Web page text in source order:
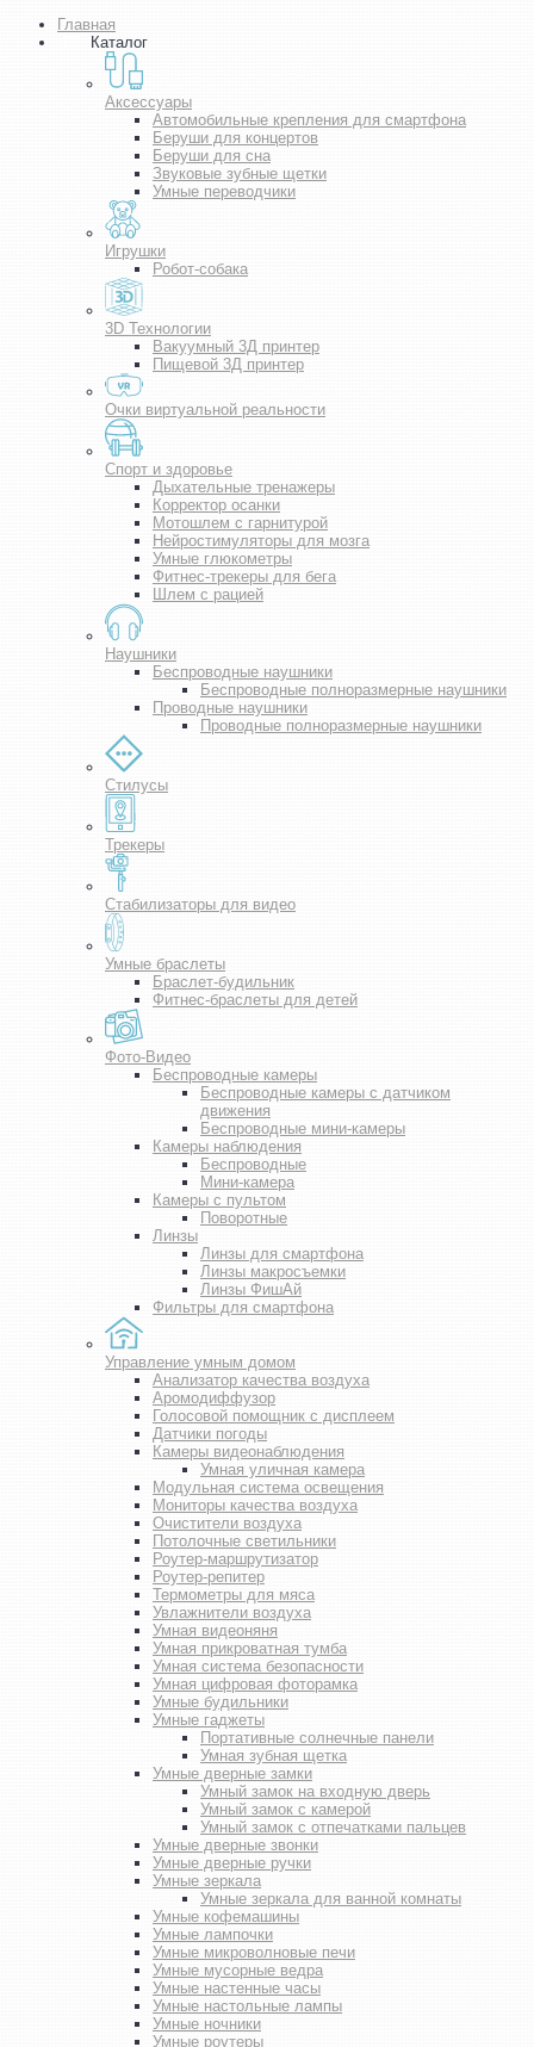
Главная
Каталог
Аксессуары
Автомобильные крепления для смартфона
Беруши для концертов
Беруши для сна
Звуковые зубные щетки
Умные переводчики
Игрушки
Робот-собака
3D Технологии
Вакуумный 3Д принтер
Пищевой 3Д принтер
Очки виртуальной реальности
Спорт и здоровье
Дыхательные тренажеры
Корректор осанки
Мотошлем с гарнитурой
Нейростимуляторы для мозга
Умные глюкометры
Фитнес-трекеры для бега
Шлем с рацией
Наушники
Беспроводные наушники
Беспроводные полноразмерные наушники
Проводные наушники
Проводные полноразмерные наушники
Стилусы
Трекеры
Стабилизаторы для видео
Умные браслеты
Браслет-будильник
Фитнес-браслеты для детей
Фото-Видео
Беспроводные камеры
Беспроводные камеры с датчиком
движения
Беспроводные мини-камеры
Камеры наблюдения
Беспроводные
Мини-камера
Камеры с пультом
Поворотные
Линзы
Линзы для смартфона
Линзы макросъемки
Линзы ФишАй
Фильтры для смартфона
Управление умным домом
Анализатор качества воздуха
Аромодиффузор
Голосовой помощник с дисплеем
Датчики погоды
Камеры видеонаблюдения
Умная уличная камера
Модульная система освещения
Мониторы качества воздуха
Очистители воздуха
Потолочные светильники
Роутер-маршрутизатор
Роутер-репитер
Термометры для мяса
Увлажнители воздуха
Умная видеоняня
Умная прикроватная тумба
Умная система безопасности
Умная цифровая фоторамка
Умные будильники
Умные гаджеты
Портативные солнечные панели
Умная зубная щетка
Умные дверные замки
Умный замок на входную дверь
Умный замок с камерой
Умный замок с отпечатками пальцев
Умные дверные звонки
Умные дверные ручки
Умные зеркала
Умные зеркала для ванной комнаты
Умные кофемашины
Умные лампочки
Умные микроволновые печи
Умные мусорные ведра
Умные настенные часы
Умные настольные лампы
Умные ночники
Умные роутеры